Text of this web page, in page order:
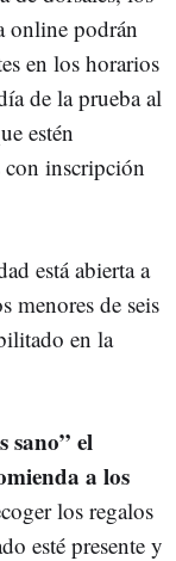
online podrán
en los horarios
de la prueba al
estén
inscripción
está abierta a
menores de seis
en la
sano” el
a los
los regalos
esté presente y